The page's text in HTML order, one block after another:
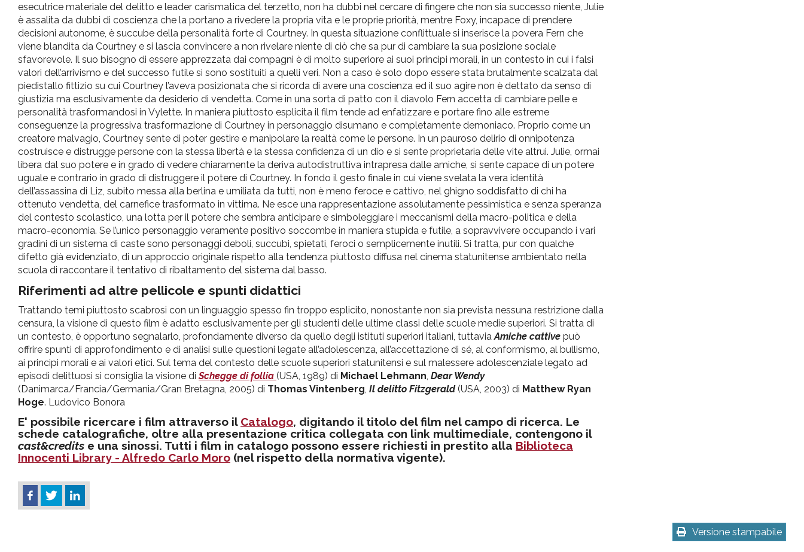
esecutrice materiale del delitto e leader carismatica del terzetto, non ha dubbi nel cercare di fingere che non sia successo niente, Julie
è assalita da dubbi di coscienza che la portano a rivedere la propria vita e le proprie priorità, mentre Foxy, incapace di prendere
decisioni autonome, è succube della personalità forte di Courtney. In questa situazione conflittuale si inserisce la povera Fern che
viene blandita da Courtney e si lascia convincere a non rivelare niente di ciò che sa pur di cambiare la sua posizione sociale
sfavorevole. Il suo bisogno di essere apprezzata dai compagni è di molto superiore ai suoi principi morali, in un contesto in cui i falsi
valori dell’arrivismo e del successo futile si sono sostituiti a quelli veri. Non a caso è solo dopo essere stata brutalmente scalzata dal
piedistallo fittizio su cui Courtney l’aveva posizionata che si ricorda di avere una coscienza ed il suo agire non è dettato da senso di
giustizia ma esclusivamente da desiderio di vendetta. Come in una sorta di patto con il diavolo Fern accetta di cambiare pelle e
personalità trasformandosi in Vylette. In maniera piuttosto esplicita il film tende ad enfatizzare e portare fino alle estreme
conseguenze la progressiva trasformazione di Courtney in personaggio disumano e completamente demoniaco. Proprio come un
creatore malvagio, Courtney sente di poter gestire e manipolare la realtà come le persone. In un pauroso delirio di onnipotenza
costruisce e distrugge persone con la stessa libertà e la stessa confidenza di un dio e si sente proprietaria delle vite altrui. Julie, ormai
libera dal suo potere e in grado di vedere chiaramente la deriva autodistruttiva intrapresa dalle amiche, si sente capace di un potere
uguale e contrario in grado di distruggere il potere di Courtney. In fondo il gesto finale in cui viene svelata la vera identità
dell’assassina di Liz, subito messa alla berlina e umiliata da tutti, non è meno feroce e cattivo, nel ghigno soddisfatto di chi ha
ottenuto vendetta, del carnefice trasformato in vittima. Ne esce una rappresentazione assolutamente pessimistica e senza speranza
del contesto scolastico, una lotta per il potere che sembra anticipare e simboleggiare i meccanismi della macro-politica e della
macro-economia. Se l’unico personaggio veramente positivo soccombe in maniera stupida e futile, a sopravvivere occupando i vari
gradini di un sistema di caste sono personaggi deboli, succubi, spietati, feroci o semplicemente inutili. Si tratta, pur con qualche
difetto già evidenziato, di un approccio originale rispetto alla tendenza piuttosto diffusa nel cinema statunitense ambientato nella
scuola di raccontare il tentativo di ribaltamento del sistema dal basso.
Riferimenti ad altre pellicole e spunti didattici
Trattando temi piuttosto scabrosi con un linguaggio spesso fin troppo esplicito, nonostante non sia prevista nessuna restrizione dalla
censura, la visione di questo film è adatto esclusivamente per gli studenti delle ultime classi delle scuole medie superiori. Si tratta di
un contesto, è opportuno segnalarlo, profondamente diverso da quello degli istituti superiori italiani, tuttavia Amiche cattive può
offrire spunti di approfondimento e di analisi sulle questioni legate all’adolescenza, all’accettazione di sé, al conformismo, al bullismo,
ai principi morali e ai valori etici. Sul tema del contesto delle scuole superiori statunitensi e sul malessere adolescenziale legato ad
episodi delittuosi si consiglia la visione diSchegge di follia (USA, 1989) di Michael Lehmann Dear Wendy
(Danimarca/Francia/Germania/Gran Bretagna, 2005) di Thomas Vintenberg Il delitto Fitzgerald (USA, 2003) di Matthew Ryan
Hoge. Ludovico Bonora
E' possibile ricercare i film attraverso il Catalogo, digitando il titolo del film nel campo di ricerca. Le
schede catalografiche, oltre alla presentazione critica collegata con link multimediale, contengono il
cast&credits e una sinossi. Tutti i film in catalogo possono essere richiesti in prestito alla Biblioteca
Innocenti Library - Alfredo Carlo Moro (nel rispetto della normativa vigente).
Versione stampabile